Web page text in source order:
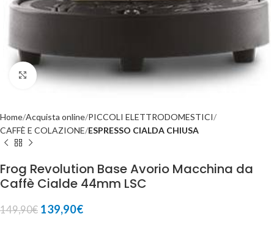
Click to enlarge
Home Acquista online PICCOLI ELETTRODOMESTICI
CAFFÈ E COLAZIONE ESPRESSO CIALDA CHIUSA
Frog Revolution Base Avorio Macchina da
Caffè Cialde 44mm LSC
149,90€ 139,90€